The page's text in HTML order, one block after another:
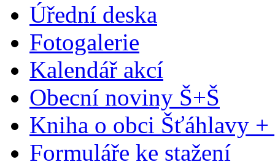
Úřední deska
Fotogalerie
Kalendář akcí
Obecní noviny Š+Š
Kniha o obci Šťáhlavy +
Formuláře ke stažení